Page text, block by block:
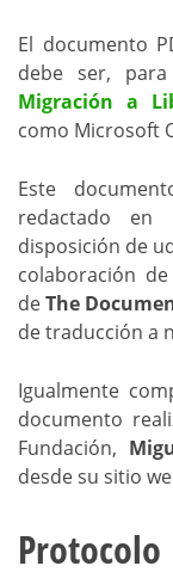
El documento
debe ser,
Migración a
como Microsoft
Este
redactado en
disposición de
colaboración de
deThe
de traducción a
Igualmente
documento
Fundación,
desde su sitio